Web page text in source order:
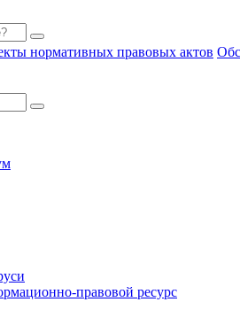
нормативных правовых актов
правовой ресурс